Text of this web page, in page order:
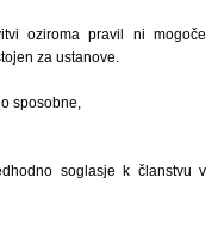
oziroma pravil ni mogoče
za ustanove.
sposobne,
soglasje k članstvu v